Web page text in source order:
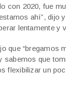
con 2020, fue
ahí”, dijo
lentamente y
que “bregamos
sabemos que
flexibilizar un